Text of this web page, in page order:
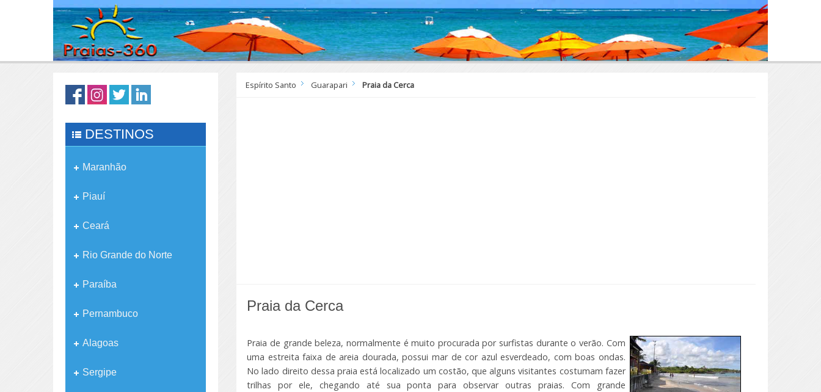
Espírito Santo Guarapari Praia da Cerca
Praia da Cerca
Praia de grande beleza, normalmente é muito procurada por surfistas durante o verão. Com
uma estreita faixa de areia dourada, possui mar de cor azul esverdeado, com boas ondas.
No lado direito dessa praia está localizado um costão, que alguns visitantes costumam fazer
trilhas por ele, chegando até sua ponta para observar outras praias. Com grande
DESTINOS
Maranhão
Piauí
Ceará
Rio Grande do Norte
Paraíba
Pernambuco
Alagoas
Sergipe